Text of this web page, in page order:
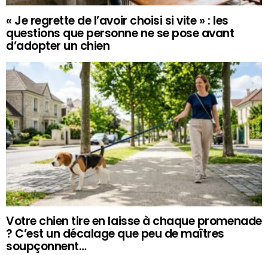
« Je regrette de l’avoir choisi si vite » : les
questions que personne ne se pose avant
d’adopter un chien
Votre chien tire en laisse à chaque promenade
? C’est un décalage que peu de maîtres
soupçonnent…